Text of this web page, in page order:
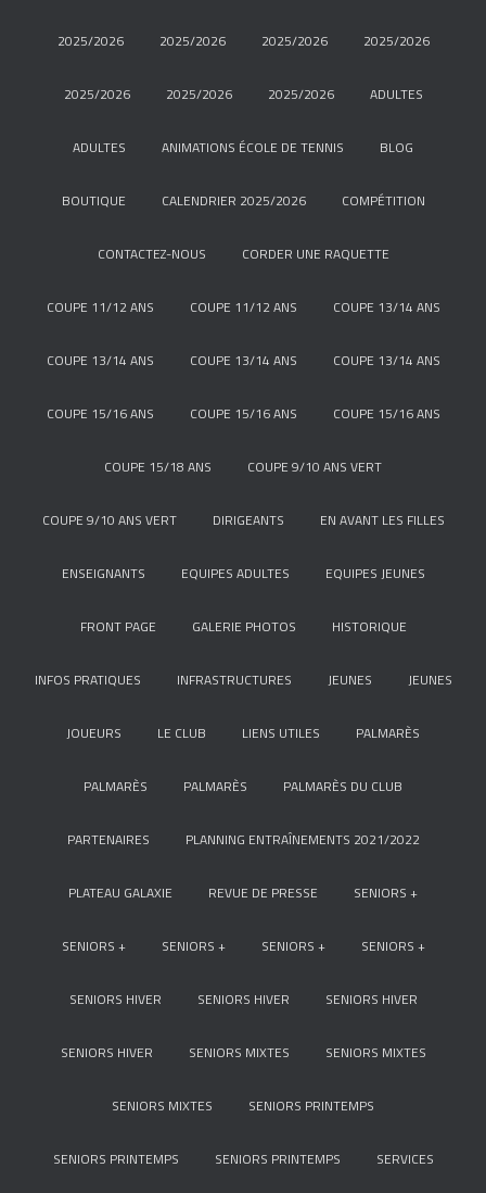
2025/2026 2025/2026 2025/2026 2025/2026
2025/2026 2025/2026 2025/2026 ADULTES
ADULTES ANIMATIONS ÉCOLE DE TENNIS BLOG
BOUTIQUE CALENDRIER 2025/2026 COMPÉTITION
CONTACTEZ-NOUS CORDER UNE RAQUETTE
COUPE 11/12 ANS COUPE 11/12 ANS COUPE 13/14 ANS
COUPE 13/14 ANS COUPE 13/14 ANS COUPE 13/14 ANS
COUPE 15/16 ANS COUPE 15/16 ANS COUPE 15/16 ANS
COUPE 15/18 ANS COUPE 9/10 ANS VERT
COUPE 9/10 ANS VERT DIRIGEANTS EN AVANT LES FILLES
ENSEIGNANTS EQUIPES ADULTES EQUIPES JEUNES
FRONT PAGE GALERIE PHOTOS HISTORIQUE
INFOS PRATIQUES INFRASTRUCTURES JEUNES JEUNES
JOUEURS LE CLUB LIENS UTILES PALMARÈS
PALMARÈS PALMARÈS PALMARÈS DU CLUB
PARTENAIRES PLANNING ENTRAÎNEMENTS 2021/2022
PLATEAU GALAXIE REVUE DE PRESSE SENIORS +
SENIORS + SENIORS + SENIORS + SENIORS +
SENIORS HIVER SENIORS HIVER SENIORS HIVER
SENIORS HIVER SENIORS MIXTES SENIORS MIXTES
SENIORS MIXTES SENIORS PRINTEMPS
SENIORS PRINTEMPS SENIORS PRINTEMPS SERVICES